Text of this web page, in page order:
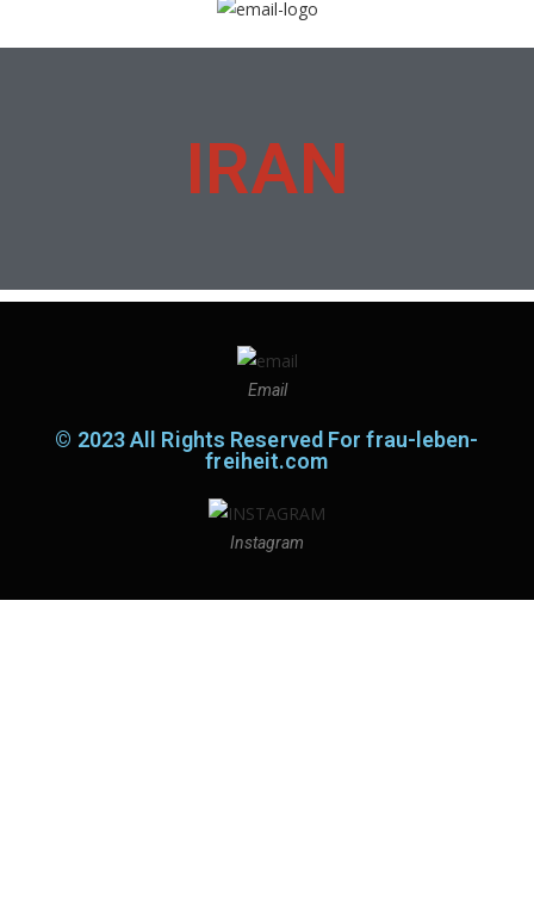
IRAN
Email
© 2023 All Rights Reserved For frau-leben-
freiheit.com
Instagram